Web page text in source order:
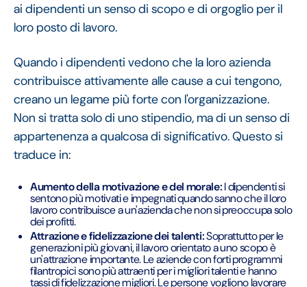
ai dipendenti un senso di scopo e di orgoglio per il
loro posto di lavoro.
Quando i dipendenti vedono che la loro azienda
contribuisce attivamente alle cause a cui tengono,
creano un legame più forte con l'organizzazione.
Non si tratta solo di uno stipendio, ma di un senso di
appartenenza a qualcosa di significativo. Questo si
traduce in:
Aumento della motivazione e del morale:I dipendenti si
sentono più motivati e impegnati quando sanno che il loro
lavoro contribuisce a un'azienda che non si preoccupa solo
dei profitti.
Attrazione e fidelizzazione dei talenti:Soprattutto per le
generazioni più giovani, il lavoro orientato a uno scopo è
un'attrazione importante. Le aziende con forti programmi
filantropici sono più attraenti per i migliori talenti e hanno
tassi di fidelizzazione migliori. Le persone vogliono lavorare